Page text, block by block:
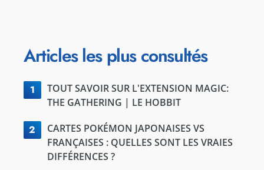
Articles les plus consultés
1
TOUT SAVOIR SUR L'EXTENSION MAGIC:
THE GATHERING | LE HOBBIT
2
CARTES POKÉMON JAPONAISES VS
FRANÇAISES : QUELLES SONT LES VRAIES
DIFFÉRENCES ?